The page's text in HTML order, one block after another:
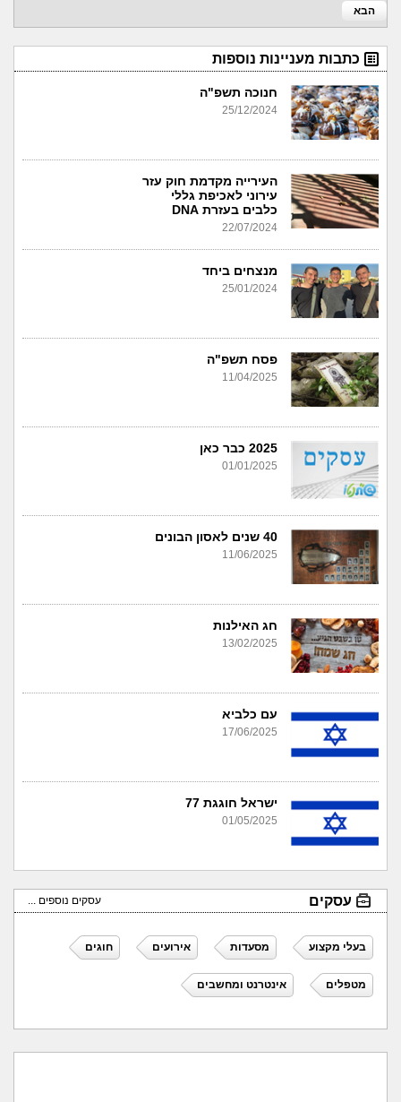
הבא
כתבות מעניינות נוספות
חנוכה תשפ"ה
25/12/2024
העירייה מקדמת חוק עזר
עירוני לאכיפת גללי
כלבים בעזרת DNA
22/07/2024
מנצחים ביחד
25/01/2024
פסח תשפ"ה
11/04/2025
2025 כבר כאן
01/01/2025
40 שנים לאסון הבונים
11/06/2025
חג האילנות
13/02/2025
עם כלביא
17/06/2025
ישראל חוגגת 77
01/05/2025
עסקים עסקים נוספים ...
בעלי מקצוע מסעדות אירועים חוגים
מטפלים אינטרנט ומחשבים